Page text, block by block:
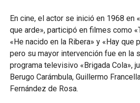
En cine, el actor se inició en 1968 en
que arde», participó en filmes como
«He nacido en la Ribera» y «Hay que
pero su mayor intervención fue en la
programa televisivo «Brigada Cola»,
Berugo Carámbula, Guillermo
Fernández de Rosa.